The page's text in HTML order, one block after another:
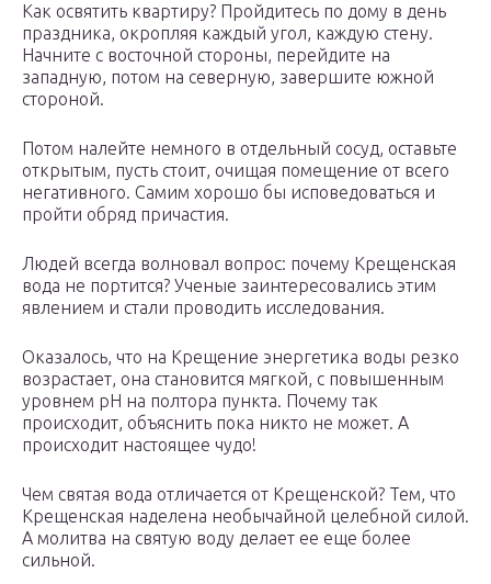
Как освятить квартиру? Пройдитесь по дому в день
праздника, окропляя каждый угол, каждую стену.
Начните с восточной стороны, перейдите на
западную, потом на северную, завершите южной
стороной.
Потом налейте немного в отдельный сосуд, оставьте
открытым, пусть стоит, очищая помещение от всего
негативного. Самим хорошо бы исповедоваться и
пройти обряд причастия.
Людей всегда волновал вопрос: почему Крещенская
вода не портится? Ученые заинтересовались этим
явлением и стали проводить исследования.
Оказалось, что на Крещение энергетика воды резко
возрастает, она становится мягкой, с повышенным
уровнем pH на полтора пункта. Почему так
происходит, объяснить пока никто не может. А
происходит настоящее чудо!
Чем святая вода отличается от Крещенской? Тем, что
Крещенская наделена необычайной целебной силой.
А молитва на святую воду делает ее еще более
сильной.